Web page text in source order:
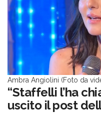
Ambra Angiolini (Foto da
“Staffelli l’ha
uscito il post